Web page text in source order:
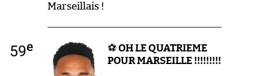
Marseillais !
59e ⚽OH LE QUATRIEME
POUR MARSEILLE !!!!!!!!!